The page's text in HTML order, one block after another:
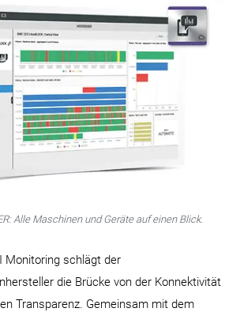
Alle Maschinen und Geräte auf einen Blick.
Monitoring schlägt der
die Brücke von der Konnektivität
Transparenz. Gemeinsam mit dem